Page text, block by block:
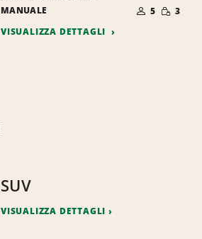
MANUALE
DI
PERSONE
5 RIDOTTA
3
VISUALIZZA DETTAGLI
SUV
VISUALIZZA DETTAGLI